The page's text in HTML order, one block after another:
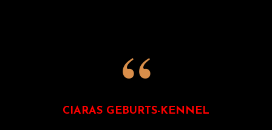
CIARAS GEBURTS-KENNEL